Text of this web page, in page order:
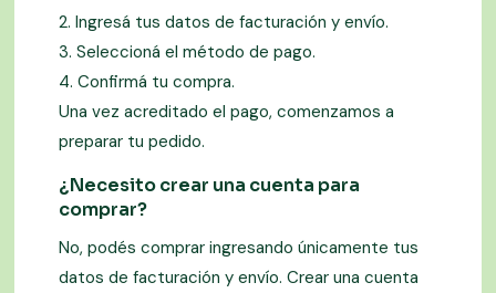
2. Ingresá tus datos de facturación y envío.
3. Seleccioná el método de pago.
4. Confirmá tu compra.
Una vez acreditado el pago, comenzamos a
preparar tu pedido.
¿Necesito crear una cuenta para
comprar?
No, podés comprar ingresando únicamente tus
datos de facturación y envío. Crear una cuenta